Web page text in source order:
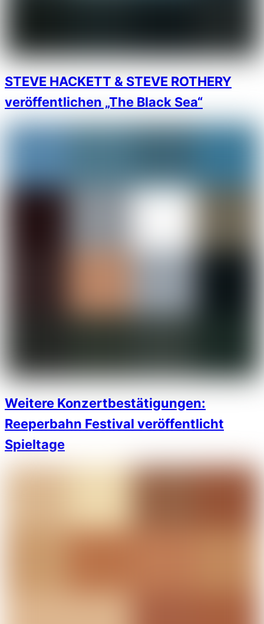
STEVE HACKETT & STEVE ROTHERY
veröffentlichen „The Black Sea“
Weitere Konzertbestätigungen:
Reeperbahn Festival veröffentlicht
Spieltage